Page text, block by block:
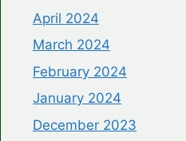
April 2024
March 2024
February 2024
January 2024
December 2023